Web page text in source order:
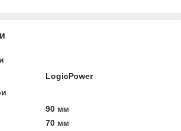
LogicPower
90 мм
70 мм